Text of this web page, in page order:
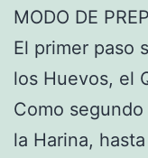
MODO DE
El primer paso
los Huevos, el
Como
la Harina,